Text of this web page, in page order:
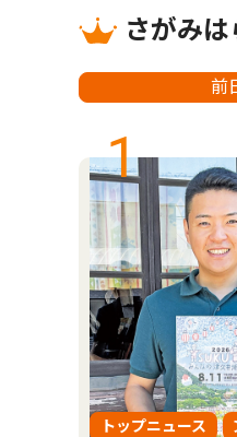
さがみ
前
1
トップニュース